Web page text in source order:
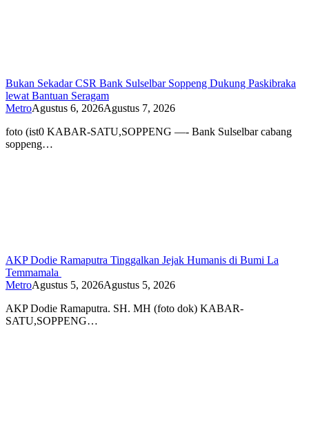
Bukan Sekadar CSR Bank Sulselbar Soppeng Dukung Paskibraka
lewat Bantuan Seragam
MetroAgustus 6, 2026Agustus 7, 2026
foto (ist0 KABAR-SATU,SOPPENG —- Bank Sulselbar cabang
soppeng…
AKP Dodie Ramaputra Tinggalkan Jejak Humanis di Bumi La
Temmamala
MetroAgustus 5, 2026Agustus 5, 2026
AKP Dodie Ramaputra. SH. MH (foto dok) KABAR-
SATU,SOPPENG…